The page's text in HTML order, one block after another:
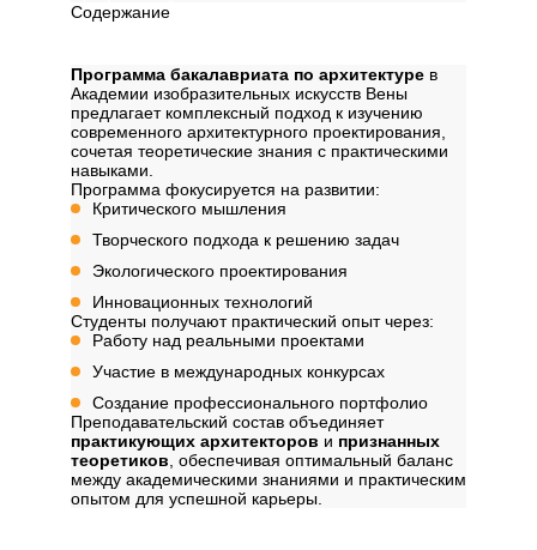
Содержание
Программа бакалавриата по архитектуре в
Академии изобразительных искусств Вены
предлагает комплексный подход к изучению
современного архитектурного проектирования,
сочетая теоретические знания с практическими
навыками.
Программа фокусируется на развитии:
Критического мышления
Творческого подхода к решению задач
Экологического проектирования
Инновационных технологий
Студенты получают практический опыт через:
Работу над реальными проектами
Участие в международных конкурсах
Создание профессионального портфолио
Преподавательский состав объединяет
практикующих архитекторов и признанных
теоретиков , обеспечивая оптимальный баланс
между академическими знаниями и практическим
опытом для успешной карьеры.